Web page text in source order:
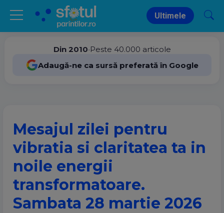
Ultimele
Din 2010•Peste 40.000 articole
Adaugă-ne ca sursă preferată în Google
Mesajul zilei pentru
vibratia si claritatea ta in
noile energii
transformatoare.
Sambata 28 martie 2026